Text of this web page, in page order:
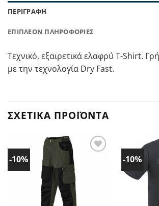
ΠΕΡΙΓΡΑΦΉ
ΕΠΙΠΛΈΟΝ ΠΛΗΡΟΦΟΡΊΕΣ
Τεχνικό, εξαιρετικά ελαφρύ T-Shirt.
με την τεχνολογία Dry Fast.
ΣΧΕΤΙΚΆ ΠΡΟΪΌΝΤΑ
-10%
Προσθήκη
Αγαπημένα!
-10%